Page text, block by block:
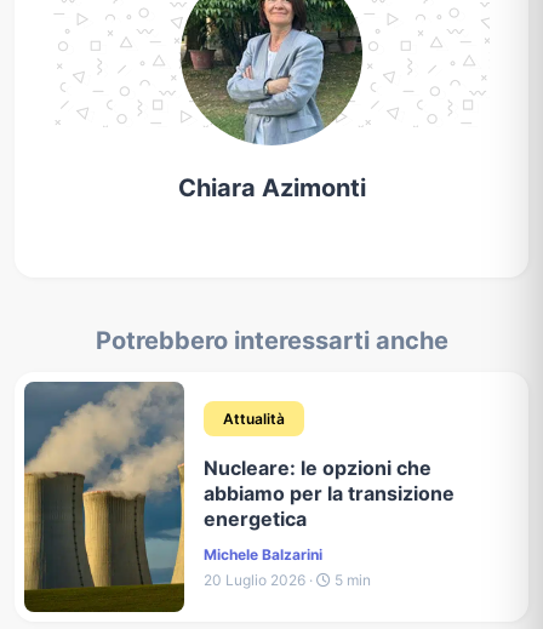
Chiara Azimonti
Potrebbero interessarti anche
Attualità
Nucleare: le opzioni che
abbiamo per la transizione
energetica
Michele Balzarini
20 Luglio 2026 ·
5 min